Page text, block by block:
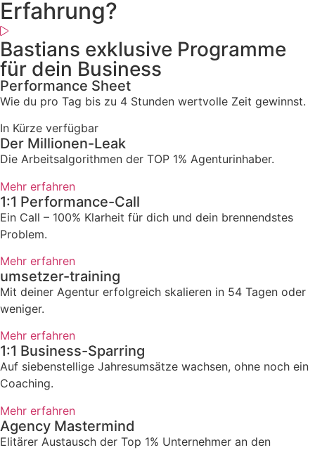
Erfahrung?
Bastians exklusive Programme
für dein Business
Performance Sheet
Wie du pro Tag bis zu 4 Stunden wertvolle Zeit gewinnst.
In Kürze verfügbar
Der Millionen-Leak
Die Arbeitsalgorithmen der TOP 1% Agenturinhaber.
Mehr erfahren
1:1 Performance-Call
Ein Call – 100% Klarheit für dich und dein brennendstes
Problem.
Mehr erfahren
umsetzer-training
Mit deiner Agentur erfolgreich skalieren in 54 Tagen oder
weniger.
Mehr erfahren
1:1 Business-Sparring
Auf siebenstellige Jahresumsätze wachsen, ohne noch ein
Coaching.
Mehr erfahren
Agency Mastermind
Elitärer Austausch der Top 1% Unternehmer an den